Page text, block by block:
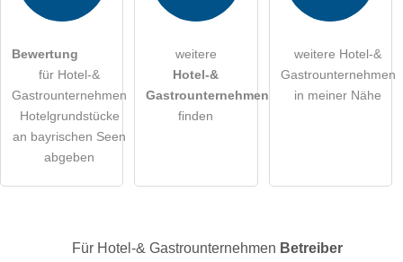
Die Datenschutzerklärunghabe ich zur Kenntnis genommen.
Klicken Sie hier um eine
Gastrounternehmen-Eintrag zu stellen
Bewertung
für Hotel-&
Gastrounternehmen
Hotelgrundstücke
an bayrischen Seen
abgeben
weitere
Hotel-&
Gastrounternehmen
finden
weitere Hotel-&
Gastrounternehmen
in meiner Nähe
Für Hotel-& Gastrounternehmen Betreiber